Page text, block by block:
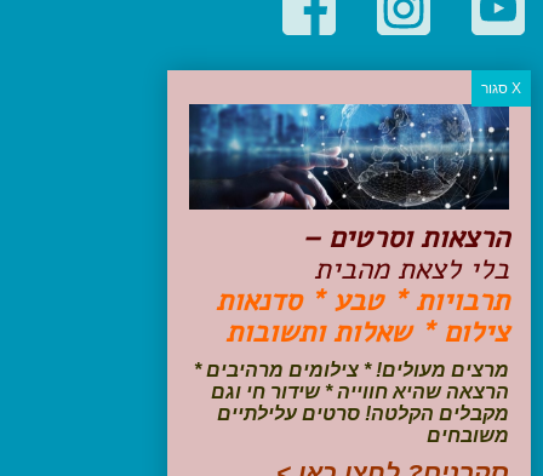
קטגוריות פופולריות
יעדים
טיולים בישראל
מלונות בוטיק בישראל
טיפים והמלצות
הכנות לנסיעה
טיולי ג'יפים
טיולים עם ילדים
שייט, הפלגות, קרוזים
עקבו אחרינו בפייסבוק
הרצאות וסרטים –
בלי לצאת מהבית
תרבויות * טבע * סדנאות
צילום * שאלות ותשובות
מרצים מעולים! * צילומים מרהיבים *
הרצאה שהיא חווייה * שידור חי וגם
מקבלים הקלטה! סרטים עלילתיים
משובחים